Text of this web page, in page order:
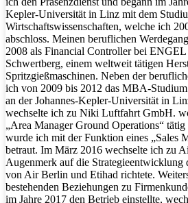
Kepler-Universität in Linz mit dem
Wirtschaftswissenschaften, welche ich
abschloss. Meinen beruflichen
2008 als Financial Controller bei
Schwertberg, einem weltweit tätigen
Spritzgießmaschinen. Neben der
ich von 2009 bis 2012 das MBA-
an der Johannes-Kepler-Universität in
wechselte ich zu Niki Luftfahrt GmbH.
„Area Manager Ground Operations“
wurde ich mit der Funktion eines „Sales
betraut. Im März 2016 wechselte ich zu
Augenmerk auf die Strategieentwicklung
von Air Berlin und Etihad richtete.
bestehenden Beziehungen zu
im Jahre 2017 den Betrieb einstellte,